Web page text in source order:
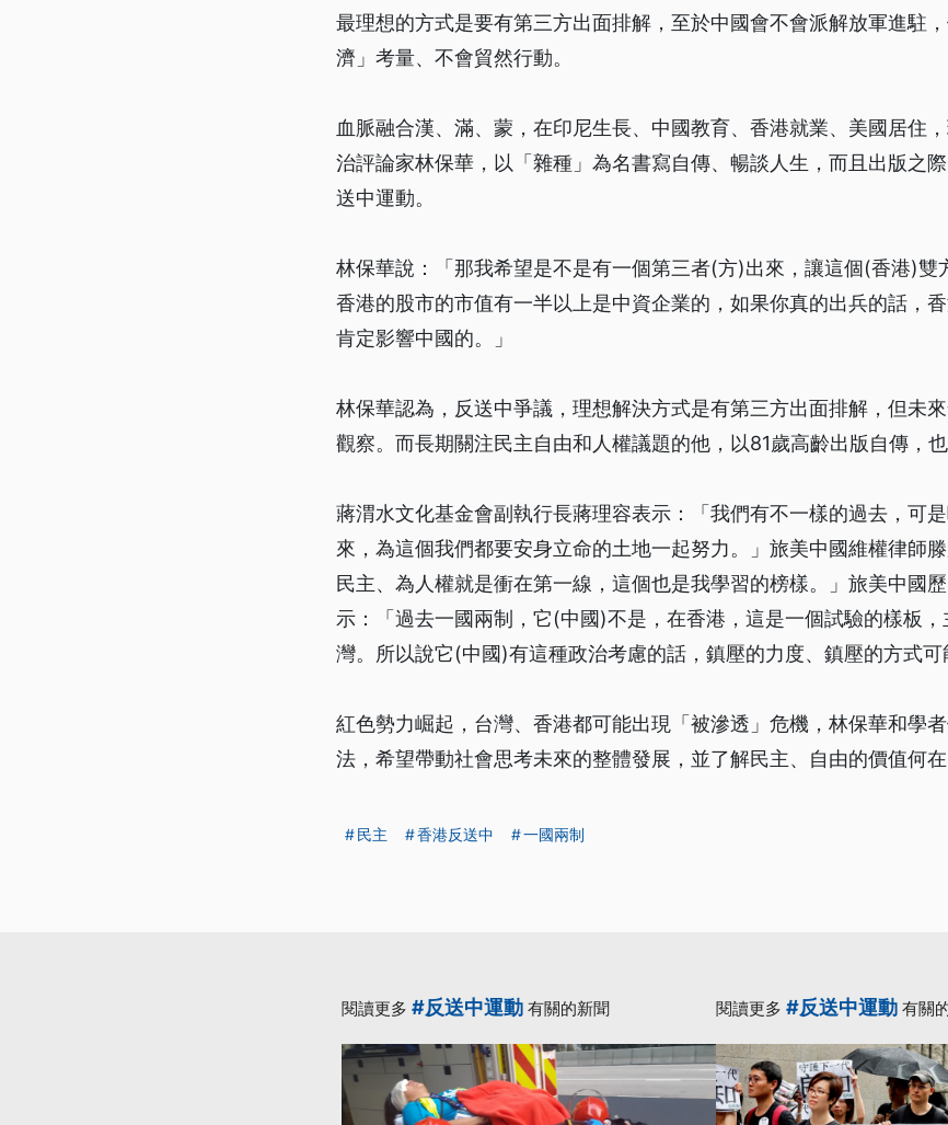
最理想的方式是要有第三方出面排解，至於中國會不會派解放軍進駐
濟」考量、不會貿然行動。
血脈融合漢、滿、蒙，在印尼生長、中國教育、香港就業、美國居住
治評論家林保華，以「雜種」為名書寫自傳、暢談人生，而且出版之
送中運動。
林保華說：「那我希望是不是有一個第三者(方)出來，讓這個(香港)雙
香港的股市的市值有一半以上是中資企業的，如果你真的出兵的話，
肯定影響中國的。」
林保華認為，反送中爭議，理想解決方式是有第三方出面排解，但未
觀察。而長期關注民主自由和人權議題的他，以81歲高齡出版自傳，也
蔣渭水文化基金會副執行長蔣理容表示：「我們有不一樣的過去，可
來，為這個我們都要安身立命的土地一起努力。」旅美中國維權律師
民主、為人權就是衝在第一線，這個也是我學習的榜樣。」旅美中國
示：「過去一國兩制，它(中國)不是，在香港，這是一個試驗的樣板，
灣。所以說它(中國)有這種政治考慮的話，鎮壓的力度、鎮壓的方式可
紅色勢力崛起，台灣、香港都可能出現「被滲透」危機，林保華和學
法，希望帶動社會思考未來的整體發展，並了解民主、自由的價值何在
民主 香港反送中 一國兩制
閱讀更多 #反送中運動 有關的新聞 閱讀更多 #反送中運動 有關